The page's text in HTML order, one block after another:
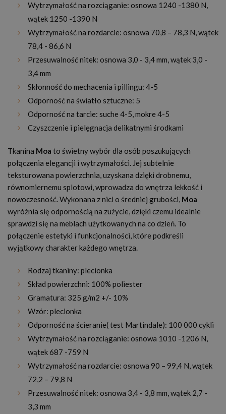
Wytrzymałość na rozciąganie: osnowa 1240 -1380 N,
wątek 1250 -1390 N
Wytrzymałość na rozdarcie: osnowa 70,8 – 78,3 N, wątek
78,4 - 86,6 N
Przesuwalność nitek: osnowa 3,0 - 3,4 mm, wątek 3,0 -
3,4 mm
Skłonność do mechacenia i pillingu: 4-5
Odporność na światło sztuczne: 5
Odporność na tarcie: suche 4-5, mokre 4-5
Czyszczenie i pielęgnacja delikatnymi środkami
Tkanina Moa to świetny wybór dla osób poszukujących
połączenia elegancji i wytrzymałości. Jej subtelnie
teksturowana powierzchnia, uzyskana dzięki drobnemu,
równomiernemu splotowi, wprowadza do wnętrza lekkość i
nowoczesność. Wykonana z nici o średniej grubości, Moa
wyróżnia się odpornością na zużycie, dzięki czemu idealnie
sprawdzi się na meblach użytkowanych na co dzień. To
połączenie estetyki i funkcjonalności, które podkreśli
wyjątkowy charakter każdego wnętrza.
Rodzaj tkaniny: plecionka
Skład powierzchni: 100% poliester
Gramatura: 325 g/m2 +/- 10%
Wzór: plecionka
Odporność na ścieranie( test Martindale): 100 000 cykli
Wytrzymałość na rozciąganie: osnowa 1010 -1206 N,
wątek 687 -759 N
Wytrzymałość na rozdarcie: osnowa 90 – 99,4 N, wątek
72,2 – 79,8 N
Przesuwalność nitek: osnowa 3,4 - 3,8 mm, wątek 2,7 -
3,3 mm